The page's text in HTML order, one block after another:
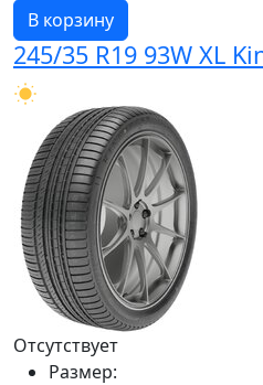
В корзину
245/35 R19 93W XL
Отсутствует
Размер: